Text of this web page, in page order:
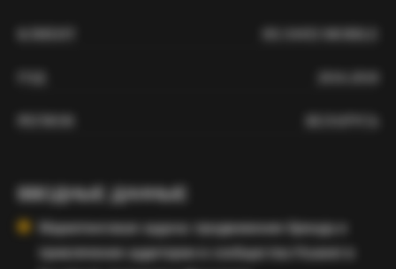
ВВОДНЫЕ ДАННЫЕ
Маркетинговая задача: продвижение бренда и
привлечение аудитории в сообщества Huawei в